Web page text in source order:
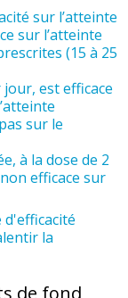
sur l’atteinte
sur l’atteinte
(15 à 25
est efficace
sur le
à la dose de 2
efficace sur
la
de fond